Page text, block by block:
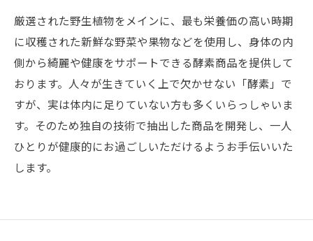
厳選された野生植物をメインに、最も栄養価の高い時期
に収穫された新鮮な野菜や果物などを使用し、身体の内
側から綺麗や健康をサポートできる酵素商品を提供して
おります。人々が生きていく上で欠かせない「酵素」で
すが、実は体内に足りていない方も多くいらっしゃいま
す。そのため独自の技術で抽出した商品を開発し、一人
ひとりが健康的にお過ごしいただけるようお手伝いいた
します。